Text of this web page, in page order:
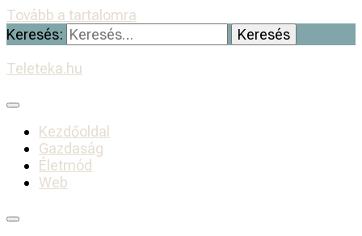
Tovább a tartalomra
Keresés:
Teleteka.hu
Kezdőoldal
Gazdaság
Életmód
Web